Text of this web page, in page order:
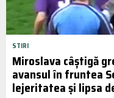
STIRI
Miroslava câștigă
avansul în fruntea
lejeritatea și lipsa